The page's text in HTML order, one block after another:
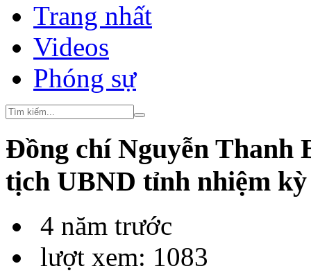
Trang nhất
Videos
Phóng sự
Đồng chí Nguyễn Thanh
tịch UBND tỉnh nhiệm kỳ
4 năm trước
lượt xem: 1083